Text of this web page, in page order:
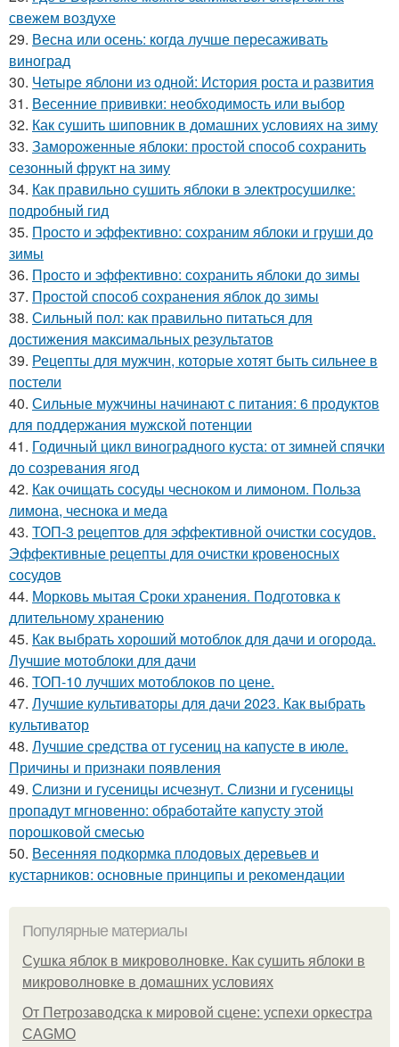
свежем воздухе
29. Весна или осень: когда лучше пересаживать
виноград
30. Четыре яблони из одной: История роста и развития
31. Весенние прививки: необходимость или выбор
32. Как сушить шиповник в домашних условиях на зиму
33. Замороженные яблоки: простой способ сохранить
сезонный фрукт на зиму
34. Как правильно сушить яблоки в электросушилке:
подробный гид
35. Просто и эффективно: сохраним яблоки и груши до
зимы
36. Просто и эффективно: сохранить яблоки до зимы
37. Простой способ сохранения яблок до зимы
38. Сильный пол: как правильно питаться для
достижения максимальных результатов
39. Рецепты для мужчин, которые хотят быть сильнее в
постели
40. Сильные мужчины начинают с питания: 6 продуктов
для поддержания мужской потенции
41. Годичный цикл виноградного куста: от зимней спячки
до созревания ягод
42. Как очищать сосуды чесноком и лимоном. Польза
лимона, чеснока и меда
43. ТОП-3 рецептов для эффективной очистки сосудов.
Эффективные рецепты для очистки кровеносных
сосудов
44. Морковь мытая Сроки хранения. Подготовка к
длительному хранению
45. Как выбрать хороший мотоблок для дачи и огорода.
Лучшие мотоблоки для дачи
46. ТОП-10 лучших мотоблоков по цене.
47. Лучшие культиваторы для дачи 2023. Как выбрать
культиватор
48. Лучшие средства от гусениц на капусте в июле.
Причины и признаки появления
49. Слизни и гусеницы исчезнут. Слизни и гусеницы
пропадут мгновенно: обработайте капусту этой
порошковой смесью
50. Весенняя подкормка плодовых деревьев и
кустарников: основные принципы и рекомендации
Популярные материалы
Сушка яблок в микроволновке. Как сушить яблоки в
микроволновке в домашних условиях
От Петрозаводска к мировой сцене: успехи оркестра
CAGMO